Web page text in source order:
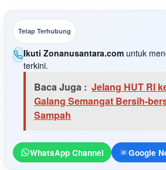
Tetap Terhubung
Ikuti Zonanusantara.com untuk
terkini.
Baca Juga : Jelang HUT RI
Galang Semangat Bersih-
Sampah
WhatsApp Channel Google